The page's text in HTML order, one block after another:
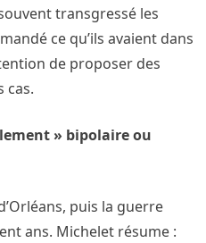
transgressé les
ce qu’ils avaient dans
de proposer des
cas.
» bipolaire ou
puis la guerre
ans. Michelet résume :